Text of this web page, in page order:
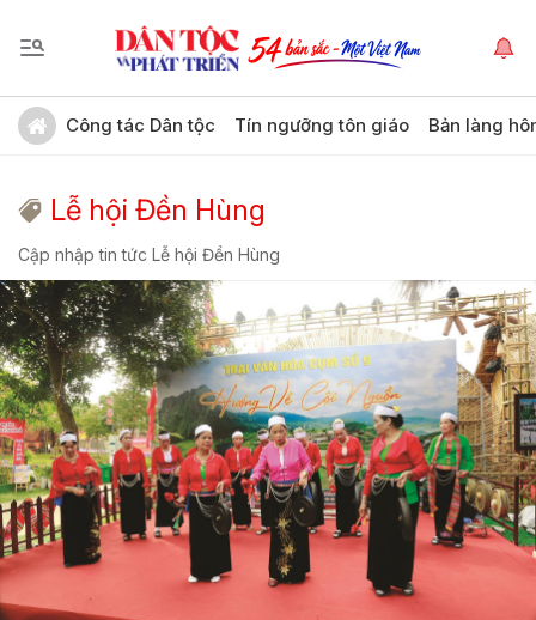
Công tác Dân tộc Tín ngưỡng tôn giáo Bản làng
Lễ hội Đền Hùng
Cập nhập tin tức Lễ hội Đền Hùng